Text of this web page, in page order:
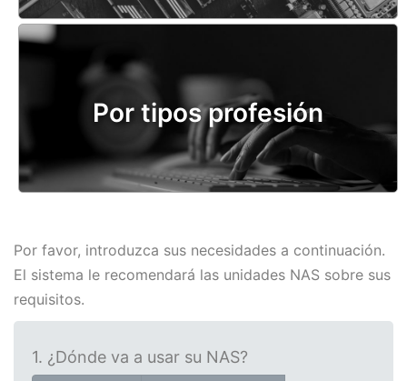
Por tipos profesión
Por favor, introduzca sus necesidades a continuación.
El sistema le recomendará las unidades NAS sobre sus
requisitos.
1. ¿Dónde va a usar su NAS?